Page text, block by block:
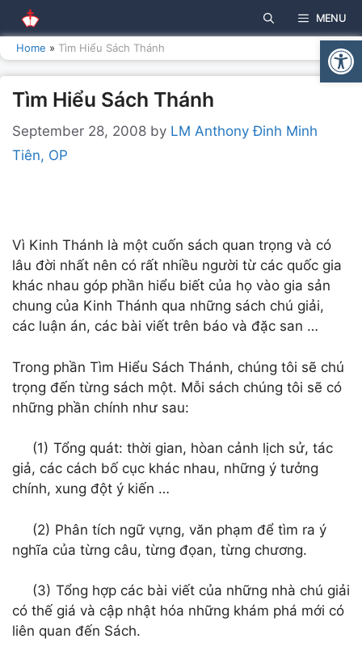
to
content
MENU
Home » Tìm Hiểu Sách Thánh
Tìm Hiểu Sách Thánh
September 28, 2008 by LM Anthony Đinh Minh
Tiên, OP
Vì Kinh Thánh là một cuốn sách quan trọng và có
lâu đời nhất nên có rất nhiều người từ các quốc gia
khác nhau góp phần hiểu biết của họ vào gia sản
chung của Kinh Thánh qua những sách chú giải,
các luận án, các bài viết trên báo và đặc san …
Trong phần Tìm Hiểu Sách Thánh, chúng tôi sẽ chú
trọng đến từng sách một. Mỗi sách chúng tôi sẽ có
những phần chính như sau:
(1) Tổng quát: thời gian, hòan cảnh lịch sử, tác
giả, các cách bố cục khác nhau, những ý tưởng
chính, xung đột ý kiến …
(2) Phân tích ngữ vựng, văn phạm để tìm ra ý
nghĩa của từng câu, từng đọan, từng chương.
(3) Tổng hợp các bài viết của những nhà chú giải
có thế giá và cập nhật hóa những khám phá mới có
liên quan đến Sách.